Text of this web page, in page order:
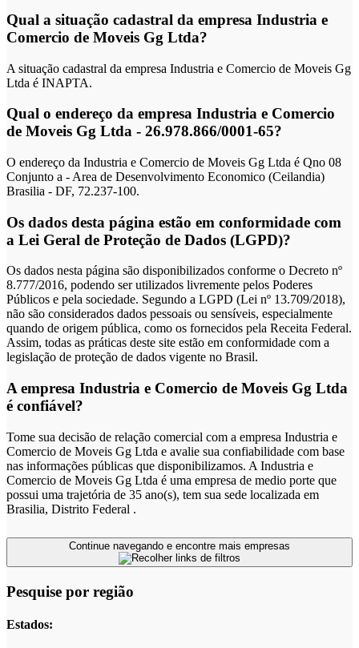
Qual a situação cadastral da empresa Industria e
Comercio de Moveis Gg Ltda?
A situação cadastral da empresa Industria e Comercio de Moveis Gg
Ltda é INAPTA.
Qual o endereço da empresa Industria e Comercio
de Moveis Gg Ltda - 26.978.866/0001-65?
O endereço da Industria e Comercio de Moveis Gg Ltda é Qno 08
Conjunto a - Area de Desenvolvimento Economico (Ceilandia)
Brasilia - DF, 72.237-100.
Os dados desta página estão em conformidade com
a Lei Geral de Proteção de Dados (LGPD)?
Os dados nesta página são disponibilizados conforme o Decreto nº
8.777/2016, podendo ser utilizados livremente pelos Poderes
Públicos e pela sociedade. Segundo a LGPD (Lei nº 13.709/2018),
não são considerados dados pessoais ou sensíveis, especialmente
quando de origem pública, como os fornecidos pela Receita Federal.
Assim, todas as práticas deste site estão em conformidade com a
legislação de proteção de dados vigente no Brasil.
A empresa Industria e Comercio de Moveis Gg Ltda
é confiável?
Tome sua decisão de relação comercial com a empresa Industria e
Comercio de Moveis Gg Ltda e avalie sua confiabilidade com base
nas informações públicas que disponibilizamos. A Industria e
Comercio de Moveis Gg Ltda é uma empresa de medio porte que
possui uma trajetória de 35 ano(s), tem sua sede localizada em
Brasilia, Distrito Federal .
Pesquise por região
Estados: